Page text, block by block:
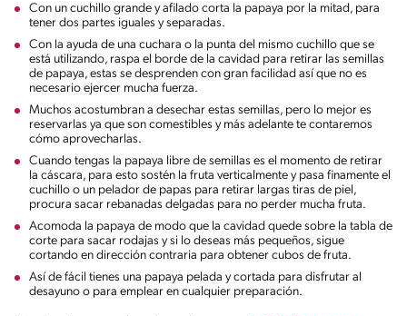
Con un cuchillo grande y afilado corta la papaya por la mitad, para
tener dos partes iguales y separadas.
Con la ayuda de una cuchara o la punta del mismo cuchillo que se
está utilizando, raspa el borde de la cavidad para retirar las semillas
de papaya, estas se desprenden con gran facilidad así que no es
necesario ejercer mucha fuerza.
Muchos acostumbran a desechar estas semillas, pero lo mejor es
reservarlas ya que son comestibles y más adelante te contaremos
cómo aprovecharlas.
Cuando tengas la papaya libre de semillas es el momento de retirar
la cáscara, para esto sostén la fruta verticalmente y pasa finamente el
cuchillo o un pelador de papas para retirar largas tiras de piel,
procura sacar rebanadas delgadas para no perder mucha fruta.
Acomoda la papaya de modo que la cavidad quede sobre la tabla de
corte para sacar rodajas y si lo deseas más pequeños, sigue
cortando en dirección contraria para obtener cubos de fruta.
Así de fácil tienes una papaya pelada y cortada para disfrutar al
desayuno o para emplear en cualquier preparación.